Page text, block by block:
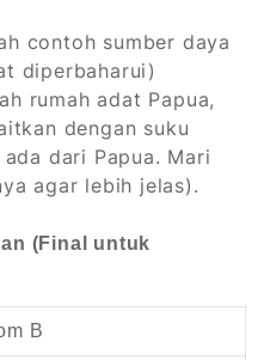
contoh sumber daya
diperbaharui)
rumah adat Papua,
dengan suku
dari Papua. Mari
agar lebih jelas).
(Final untuk
B